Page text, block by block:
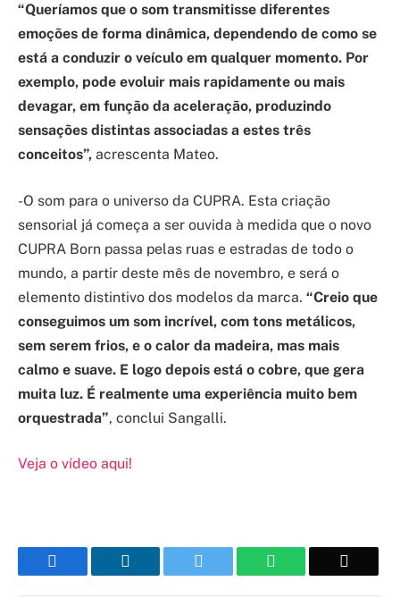
“Queríamos que o som transmitisse diferentes
emoções de forma dinâmica, dependendo de como se
está a conduzir o veículo em qualquer momento. Por
exemplo, pode evoluir mais rapidamente ou mais
devagar, em função da aceleração, produzindo
sensações distintas associadas a estes três
conceitos”, acrescenta Mateo.
-O som para o universo da CUPRA. Esta criação
sensorial já começa a ser ouvida à medida que o novo
CUPRA Born passa pelas ruas e estradas de todo o
mundo, a partir deste mês de novembro, e será o
elemento distintivo dos modelos da marca. “Creio que
conseguimos um som incrível, com tons metálicos,
sem serem frios, e o calor da madeira, mas mais
calmo e suave. E logo depois está o cobre, que gera
muita luz. É realmente uma experiência muito bem
orquestrada”, conclui Sangalli.
Veja o vídeo aqui!
WhatsApp